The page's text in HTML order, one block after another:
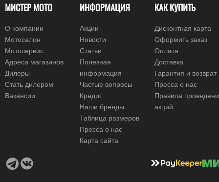
МИСТЕР МОТО
О компании
Мотосалон
Мотосервис
Адреса магазинов
Дилеры
Стать дилером
Вакансии
ИНФОРМАЦИЯ
Акции
Новости
Статьи
Полезная
информация
Частые вопросы
Кредит
Наши бренды
Таблица размеров
Пресса о нас
Карта сайта
КАК КУПИТЬ
Дисконтная карта
Оформить заказ
Оплата
Доставка
Гарантия и возврат
Пресса о нас
Правила
акций